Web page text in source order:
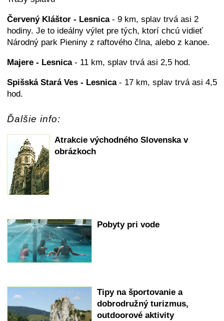
Červený Kláštor - Lesnica- 9 km, splav trvá asi 2
hodiny. Je to ideálny výlet pre tých, ktorí chcú vidieť
Národný park Pieniny z raftového člna, alebo z kanoe.
Majere - Lesnica- 11 km, splav trvá asi 2,5 hod.
Spišská Stará Ves - Lesnica- 17 km, splav trvá asi 4,5
hod.
Ďalšie info:
Atrakcie východného Slovenska v
obrázkoch
Pobyty pri vode
Tipy na športovanie a
dobrodružný turizmus,
outdoorové aktivity